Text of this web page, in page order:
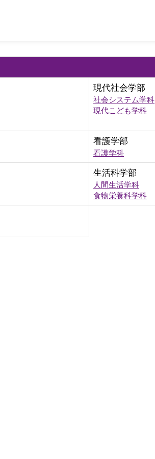
現代社会学部
社会システム学科
現代こども学科
看護学部
看護学科
生活科学部
人間生活学科
食物栄養科学科